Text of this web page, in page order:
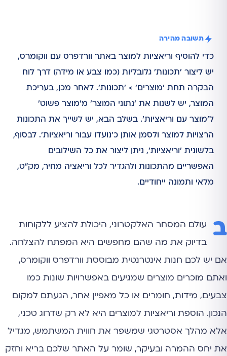
תשובה מהירה
כדי להוסיף וריאציות למוצר באתר וורדפרס עם ווקומרס,
יש ליצור 'תכונות' גלובליות (כמו צבע או מידה) דרך לוח
הבקרה תחת 'מוצרים' > 'תכונות'. לאחר מכן, בעריכת
המוצר, יש לשנות את 'נתוני המוצר' מ'מוצר פשוט'
ל'מוצר עם וריאציות'. בשלב הבא, יש לשייך את התכונות
הרצויות למוצר ולסמן אותן כ'נועדו עבור וריאציות'. לבסוף,
בלשונית 'וריאציות', ניתן ליצור את כל השילובים
האפשריים מהתכונות ולהגדיר לכל וריאציה מחיר, מק"ט,
מלאי ותמונה ייחודיים.
ב עולם המסחר האלקטרוני, היכולת להציע ללקוחות
בדיוק את מה שהם מחפשים היא המפתח להצלחה.
אם יש לכם חנות אינטרנטית מבוססת וורדפרס ווקומרס,
ואתם מוכרים מוצרים שמגיעים באפשרויות שונות כמו
צבעים, מידות, חומרים או כל מאפיין אחר, הגעתם למקום
הנכון. הוספת וריאציות למוצרים היא לא רק שדרוג טכני,
אלא מהלך אסטרטגי שמשפר את חווית המשתמש, מגדיל
את יחס ההמרה ובעיקר, שומר על האתר שלכם בריא וחזק